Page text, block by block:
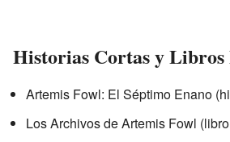
Historias Cortas y
Artemis Fowl: El Séptimo Enano
Los Archivos de Artemis Fowl